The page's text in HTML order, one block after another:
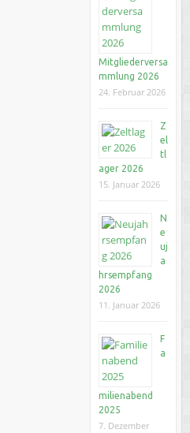
Mitgliederversa
mmlung 2026
24. Februar 2026
Z
el
tl
ager 2026
15. Januar 2026
N
e
uj
a
hrsempfang
2026
11. Januar 2026
F
a
milienabend
2025
7. Dezember